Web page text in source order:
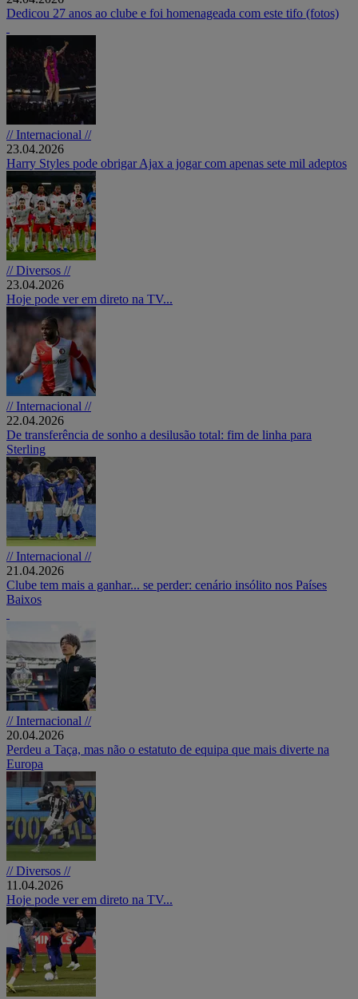
Dedicou 27 anos ao clube e foi homenageada com este tifo (fotos)
// Internacional //
23.04.2026
Harry Styles pode obrigar Ajax a jogar com apenas sete mil adeptos
// Diversos //
23.04.2026
Hoje pode ver em direto na TV...
// Internacional //
22.04.2026
De transferência de sonho a desilusão total: fim de linha para
Sterling
// Internacional //
21.04.2026
Clube tem mais a ganhar... se perder: cenário insólito nos Países
Baixos
// Internacional //
20.04.2026
Perdeu a Taça, mas não o estatuto de equipa que mais diverte na
Europa
// Diversos //
11.04.2026
Hoje pode ver em direto na TV...